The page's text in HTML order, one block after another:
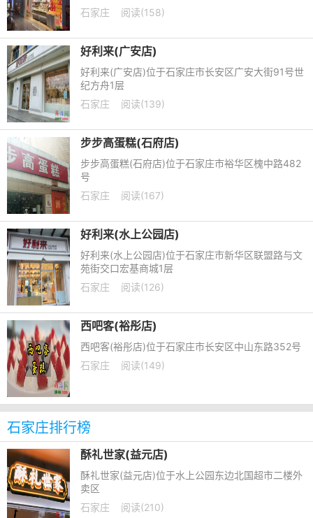
石家庄
阅读(158)
好利来(广安店)
好利来(广安店)位于石家庄市长安区广安大街91号世
纪方舟1层
石家庄
阅读(139)
步步高蛋糕(石府店)
步步高蛋糕(石府店)位于石家庄市裕华区槐中路482
号
石家庄
阅读(167)
好利来(水上公园店)
好利来(水上公园店)位于石家庄市新华区联盟路与文
苑街交口宏基商城1层
石家庄
阅读(126)
西吧客(裕彤店)
西吧客(裕彤店)位于石家庄市长安区中山东路352号
石家庄
阅读(149)
石家庄排行榜
酥礼世家(益元店)
酥礼世家(益元店)位于水上公园东边北国超市二楼外
卖区
石家庄
阅读(210)